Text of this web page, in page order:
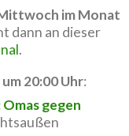
im Monat
dann an dieser
.
20:00 Uhr:
gegen